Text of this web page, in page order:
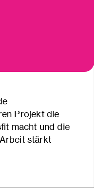
Projekt die
macht und die
stärkt